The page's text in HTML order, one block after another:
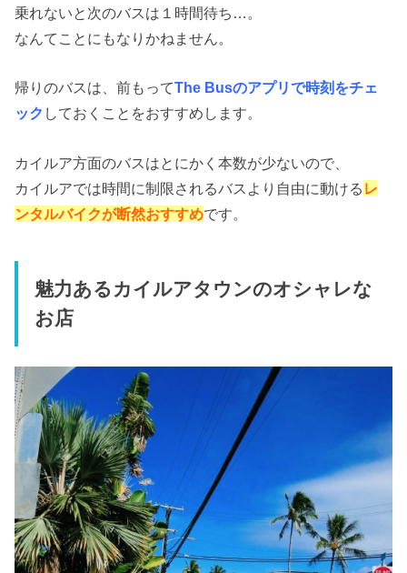
乗れないと次のバスは１時間待ち…。
なんてことにもなりかねません。
帰りのバスは、前もってThe Busのアプリで時刻をチェ
ック しておくことをおすすめします。
カイルア方面のバスはとにかく本数が少ないので、
カイルアでは時間に制限されるバスより自由に動ける レ
ンタルバイクが断然おすすめです。
魅力あるカイルアタウンのオシャレな
お店